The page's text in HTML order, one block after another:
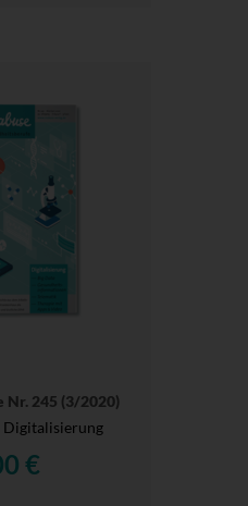
Nr. 245 (3/2020)
Digitalisierung
€